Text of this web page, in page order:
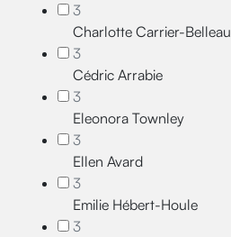
3
Charlotte Carrier-Belleau
3
Cédric Arrabie
3
Eleonora Townley
3
Ellen Avard
3
Emilie Hébert-Houle
3